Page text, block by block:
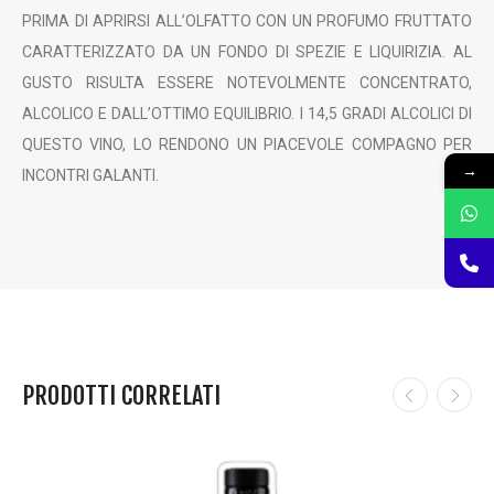
PRIMA DI APRIRSI ALL’OLFATTO CON UN PROFUMO FRUTTATO
CARATTERIZZATO DA UN FONDO DI SPEZIE E LIQUIRIZIA. AL
GUSTO RISULTA ESSERE NOTEVOLMENTE CONCENTRATO,
ALCOLICO E DALL’OTTIMO EQUILIBRIO. I 14,5 GRADI ALCOLICI DI
QUESTO VINO, LO RENDONO UN PIACEVOLE COMPAGNO PER
INCONTRI GALANTI.
PRODOTTI CORRELATI
→